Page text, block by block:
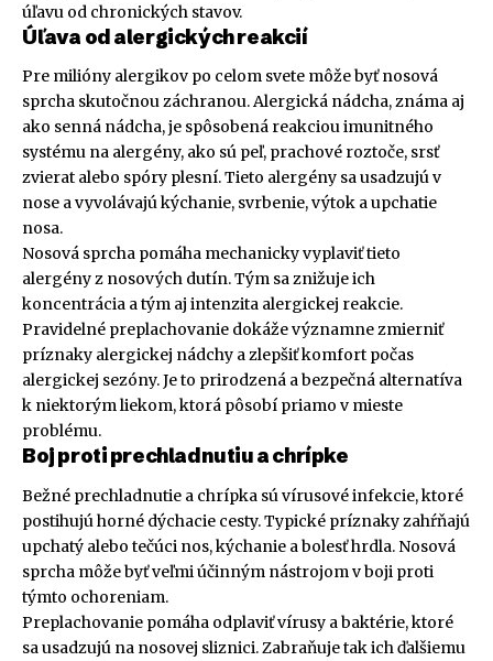
úľavu od chronických stavov.
Úľava od alergických reakcií
Pre milióny alergikov po celom svete môže byť nosová
sprcha skutočnou záchranou. Alergická nádcha, známa aj
ako senná nádcha, je spôsobená reakciou imunitného
systému na alergény, ako sú peľ, prachové roztoče, srsť
zvierat alebo spóry plesní. Tieto alergény sa usadzujú v
nose a vyvolávajú kýchanie, svrbenie, výtok a upchatie
nosa.
Nosová sprcha pomáha mechanicky vyplaviť tieto
alergény z nosových dutín. Tým sa znižuje ich
koncentrácia a tým aj intenzita alergickej reakcie.
Pravidelné preplachovanie dokáže významne zmierniť
príznaky alergickej nádchy a zlepšiť komfort počas
alergickej sezóny. Je to prirodzená a bezpečná alternatíva
k niektorým liekom, ktorá pôsobí priamo v mieste
problému.
Boj proti prechladnutiu a chrípke
Bežné prechladnutie a chrípka sú vírusové infekcie, ktoré
postihujú horné dýchacie cesty. Typické príznaky zahŕňajú
upchatý alebo tečúci nos, kýchanie a bolesť hrdla. Nosová
sprcha môže byť veľmi účinným nástrojom v boji proti
týmto ochoreniam.
Preplachovanie pomáha odplaviť vírusy a baktérie, ktoré
sa usadzujú na nosovej sliznici. Zabraňuje tak ich ďalšiemu